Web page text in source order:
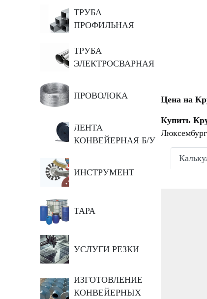
ТРУБА
ПРОФИЛЬНАЯ
ТРУБА
ЭЛЕКТРОСВАРНАЯ
ПРОВОЛОКА
ЛЕНТА
КОНВЕЙЕРНАЯ Б/У
ИНСТРУМЕНТ
ТАРА
УСЛУГИ РЕЗКИ
ИЗГОТОВЛЕНИЕ
КОНВЕЙЕРНЫХ
Цена на
Купить